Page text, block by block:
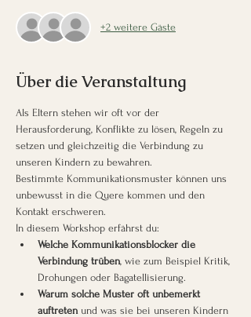
+2 weitere Gäste
Über die Veranstaltung
Als Eltern stehen wir oft vor der
Herausforderung, Konflikte zu lösen, Regeln zu
setzen und gleichzeitig die Verbindung zu
unseren Kindern zu bewahren.
Bestimmte Kommunikationsmuster können uns
unbewusst in die Quere kommen und den
Kontakt erschweren.
In diesem Workshop erfährst du:
Welche Kommunikationsblocker die
Verbindung trüben, wie zum Beispiel Kritik,
Drohungen oder Bagatellisierung.
Warum solche Muster oft unbemerkt
auftreten und was sie bei unseren Kindern